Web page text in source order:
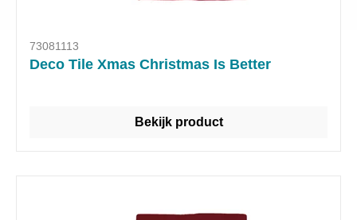
73081113
Deco Tile Xmas Christmas Is Better
Bekijk product